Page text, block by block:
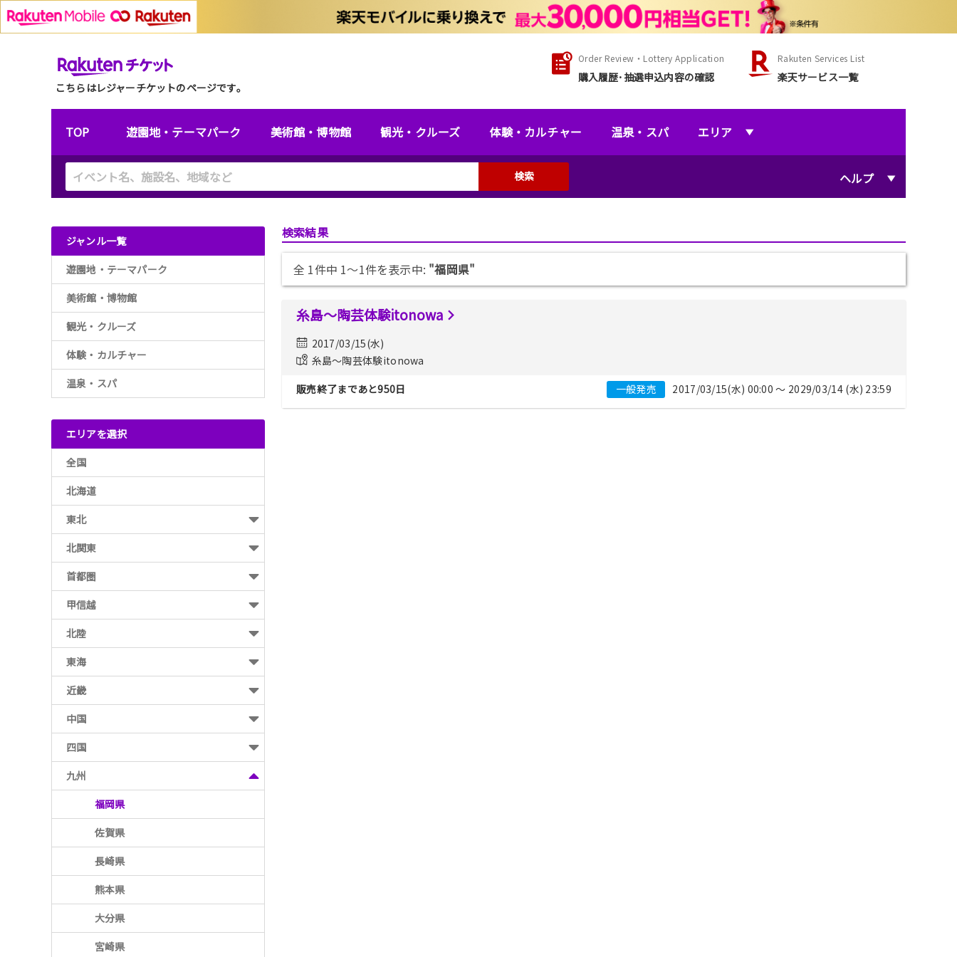
こちらはレジャーチケットのページです。
Order Review・Lottery Application
購入履歴･抽選申込内容の確認
Rakuten Services List
楽天サービス一覧
TOP 遊園地・テーマパーク 美術館・博物館 観光・クルーズ 体験・カルチャー 温泉・スパ エリア
ヘルプ
検索
ジャンル一覧
遊園地・テーマパーク
美術館・博物館
観光・クルーズ
体験・カルチャー
温泉・スパ
エリアを選択
全国
北海道
東北
北関東
首都圏
甲信越
北陸
東海
近畿
中国
四国
九州
福岡県
佐賀県
長崎県
熊本県
大分県
宮崎県
検索結果
全 1件中 1〜1件を表示中: "福岡県"
糸島〜陶芸体験itonowa
2017/03/15(水)
糸島〜陶芸体験itonowa
販売終了まであと950日
一般発売 2017/03/15(水) 00:00 〜 2029/03/14 (水) 23:59